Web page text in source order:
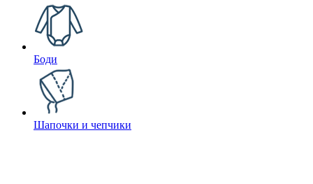
Боди
Шапочки и чепчики